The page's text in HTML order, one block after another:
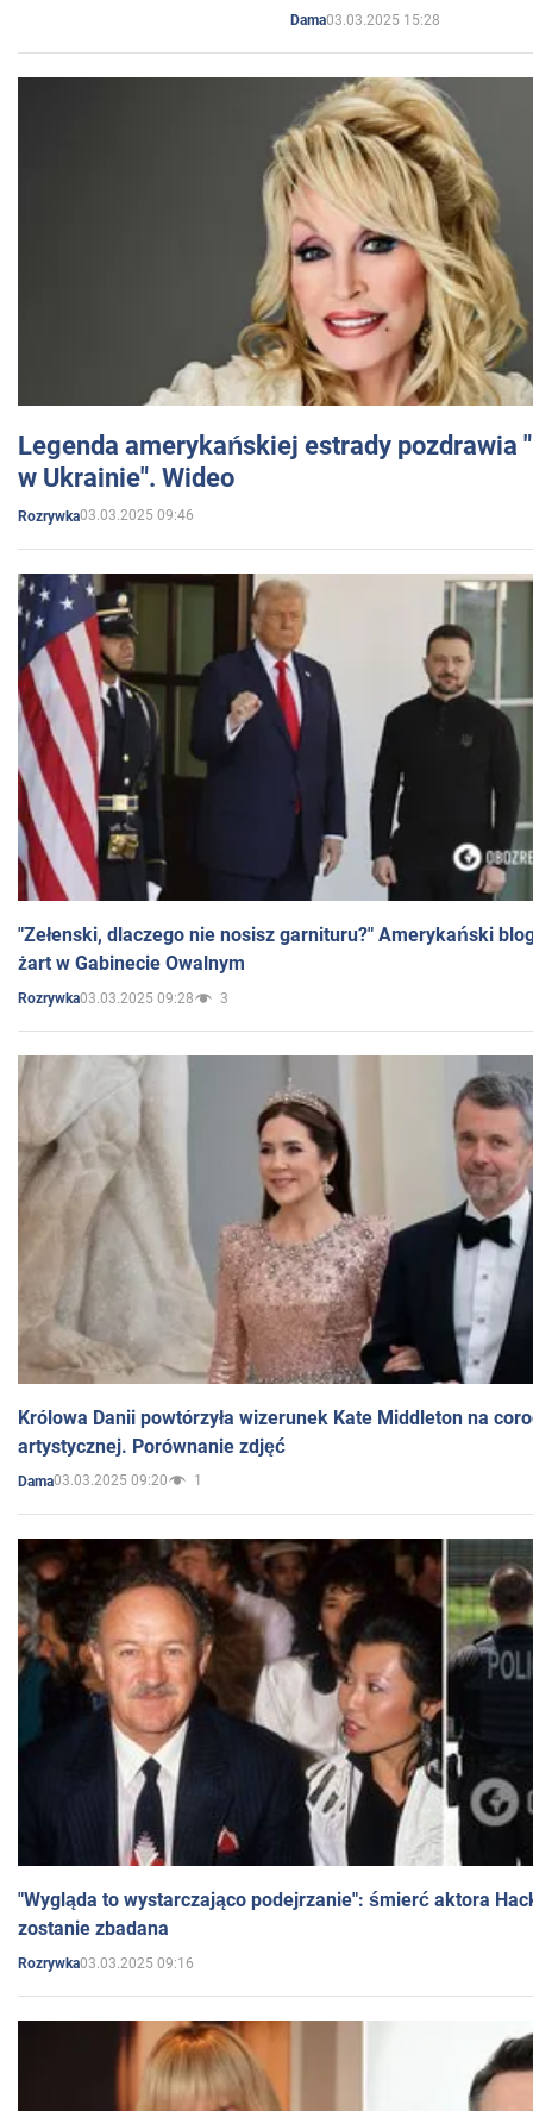
Dama03.03.2025 15:28
Legenda amerykańskiej estrady pozdrawia
w Ukrainie". Wideo
Rozrywka03.03.2025 09:46
"Zełenski, dlaczego nie nosisz garnituru?" Amerykański
żart w Gabinecie Owalnym
Rozrywka03.03.2025 09:28 3
Królowa Danii powtórzyła wizerunek Kate Middleton na
artystycznej. Porównanie zdjęć
Dama03.03.2025 09:20 1
"Wygląda to wystarczająco podejrzanie": śmierć aktora
zostanie zbadana
Rozrywka03.03.2025 09:16